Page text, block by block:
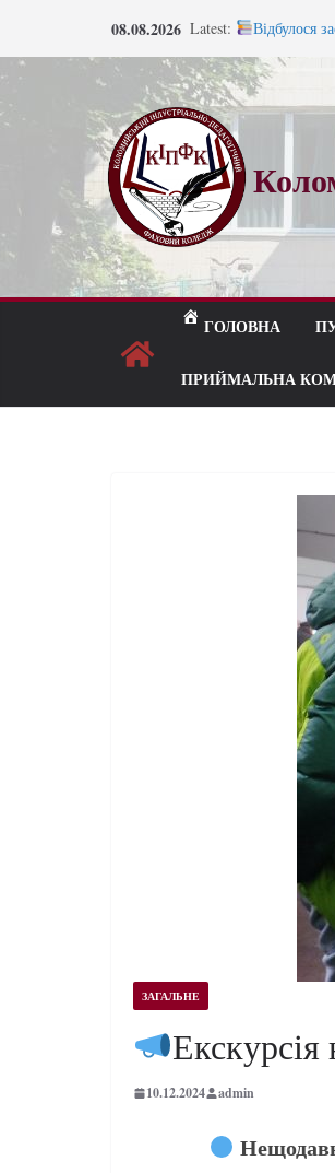
08.08.2026 Latest:
Відбулося
ВСТУП 2026
Під
ГОЛОВНА
ПРИЙМАЛЬНА
ЗАГАЛЬНЕ
10.12.2024 admin